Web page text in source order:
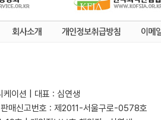
케이션 | 대표 : 심연생
매신고번호 : 제2011-서울구로-0578호